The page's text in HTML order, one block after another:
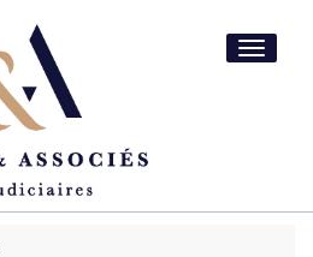
Toggle